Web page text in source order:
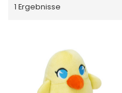
1 Ergebnisse